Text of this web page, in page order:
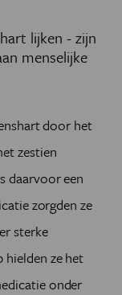
lijken - zijn
menselijke
door het
zestien
daarvoor een
zorgden ze
sterke
ze het
onder